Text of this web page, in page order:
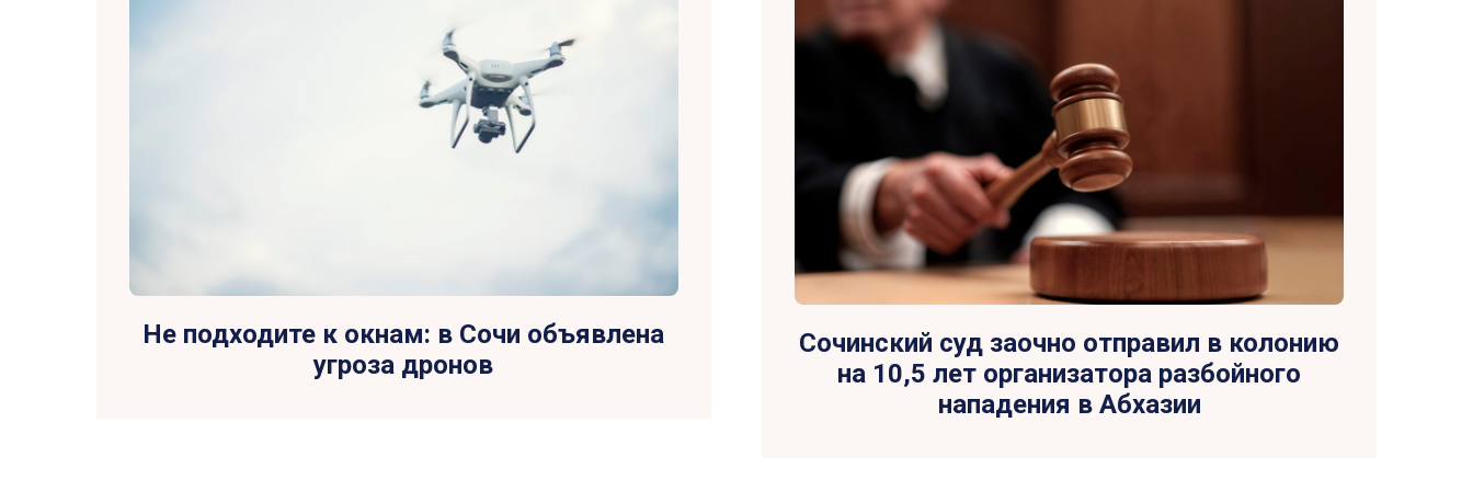
Не подходите к окнам: в Сочи объявлена
угроза дронов
Сочинский суд заочно отправил в колонию
на 10,5 лет организатора разбойного
нападения в Абхазии